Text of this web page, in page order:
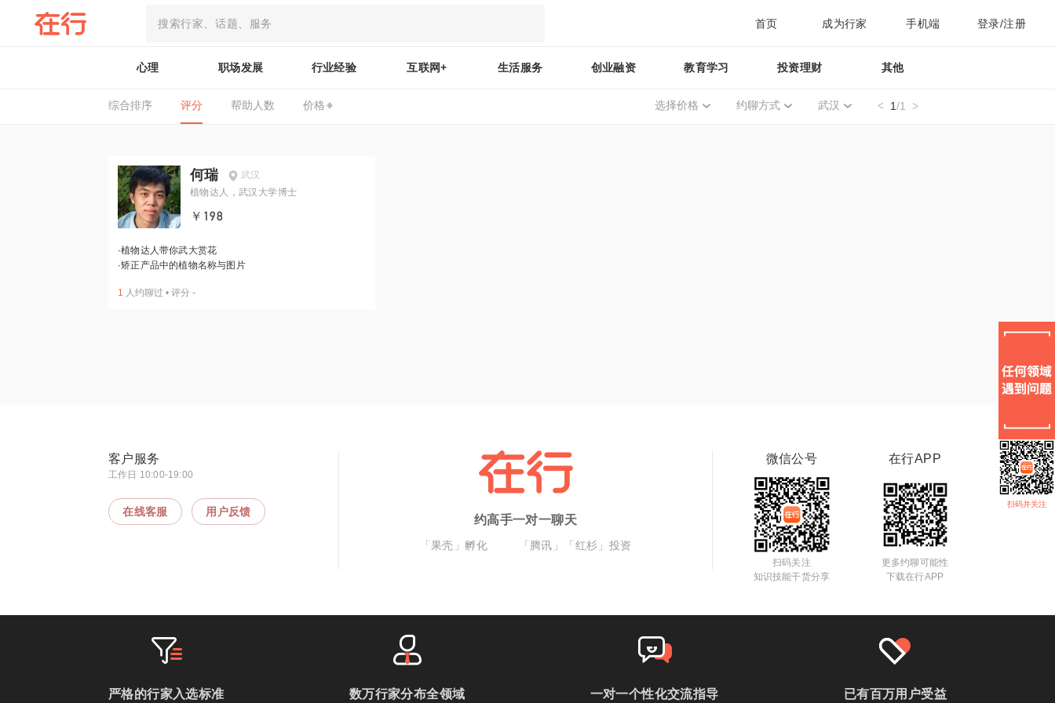
首页 成为行家 手机端 登录/注册
心理 职场发展 行业经验 互联网+ 生活服务 创业融资 教育学习 投资理财 其他
综合排序 评分 帮助人数 价格 选择价格 约聊方式 武汉 1/1
何瑞
武汉
植物达人，武汉大学博士
￥198
·植物达人带你武大赏花
·矫正产品中的植物名称与图片
1 人约聊过 • 评分 -
扫码并关注
客户服务
工作日 10:00-19:00
在线客服 用户反馈
约高手一对一聊天
「果壳」孵化 「腾讯」「红杉」投资
微信公号
扫码关注
知识技能干货分享
在行APP
更多约聊可能性
下载在行APP
严格的行家入选标准 数万行家分布全领域 一对一个性化交流指导 已有百万用户受益